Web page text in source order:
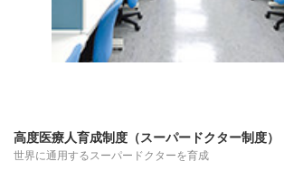
高度医療人育成制度（スーパードクター制度）
世界に通用するスーパードクターを育成